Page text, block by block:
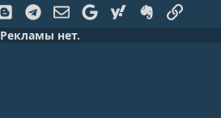
BloggerTelegramЭлектронная почта
GoogleYahoo Evernote
Рекламы нет.